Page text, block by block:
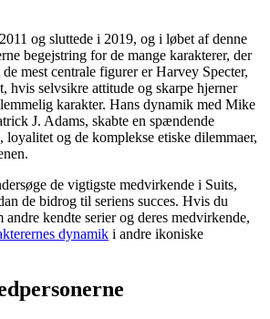
og sluttede i 2019, og i løbet af denne
begejstring for de mange karakterer, der
mest centrale figurer er Harvey Specter,
hvis selvsikre attitude og skarpe hjerner
karakter. Hans dynamik med Mike
J. Adams, skabte en spændende
og de komplekse etiske dilemmaer,
de vigtigste medvirkende i Suits,
de bidrog til seriens succes. Hvis du
kendte serier og deres medvirkende,
dynamik i andre ikoniske